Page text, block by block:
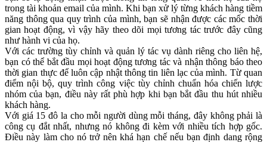
trong tài khoản email của mình. Khi bạn xử lý từng khách hàng tiềm
năng thông qua quy trình của mình, bạn sẽ nhận được các mốc thời
gian hoạt động, vì vậy hãy theo dõi mọi tương tác trước đây cũng
như hành vi của họ.
Với các trường tùy chỉnh và quản lý tác vụ dành riêng cho liên hệ,
bạn có thể bắt đầu mọi hoạt động tương tác và nhận thông báo theo
thời gian thực để luôn cập nhật thông tin liên lạc của mình. Từ quan
điểm nội bộ, quy trình công việc tùy chỉnh chuẩn hóa chiến lược
nhóm của bạn, điều này rất phù hợp khi bạn bắt đầu thu hút nhiều
khách hàng.
Với giá 15 đô la cho mỗi người dùng mỗi tháng, đây không phải là
công cụ đắt nhất, nhưng nó không đi kèm với nhiều tích hợp gốc.
Điều này làm cho nó trở nên khá hạn chế nếu bạn định dang rộng